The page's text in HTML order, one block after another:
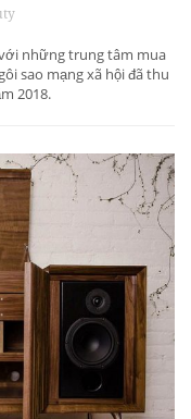
những trung tâm mua
sao mạng xã hội đã thu
2018.